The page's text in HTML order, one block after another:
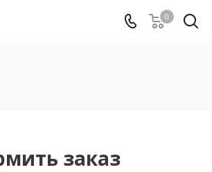
0
заказ